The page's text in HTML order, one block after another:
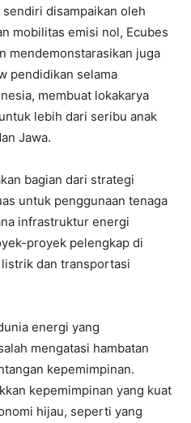
disampaikan oleh
mobilitas emisi nol, Ecubes
mendemonstarasikan juga
pendidikan selama
membuat lokakarya
lebih dari seribu anak
Jawa.
bagian dari strategi
untuk penggunaan tenaga
infrastruktur energi
proyek pelengkap di
dan transportasi
energi yang
mengatasi hambatan
kepemimpinan.
kepemimpinan yang kuat
hijau, seperti yang